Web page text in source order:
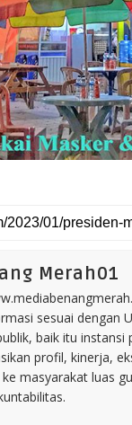
Merah01
sesuai dengan
baik itu
profil, kinerja,
masyarakat luas